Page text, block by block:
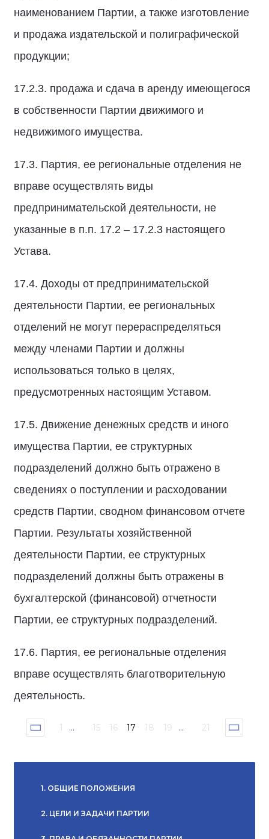
наименованием Партии, а также изготовление
и продажа издательской и полиграфической
продукции;
17.2.3. продажа и сдача в аренду имеющегося
в собственности Партии движимого и
недвижимого имущества.
17.3. Партия, ее региональные отделения не
вправе осуществлять виды
предпринимательской деятельности, не
указанные в п.п. 17.2 – 17.2.3 настоящего
Устава.
17.4. Доходы от предпринимательской
деятельности Партии, ее региональных
отделений не могут перераспределяться
между членами Партии и должны
использоваться только в целях,
предусмотренных настоящим Уставом.
17.5. Движение денежных средств и иного
имущества Партии, ее структурных
подразделений должно быть отражено в
сведениях о поступлении и расходовании
средств Партии, сводном финансовом отчете
Партии. Результаты хозяйственной
деятельности Партии, ее структурных
подразделений должны быть отражены в
бухгалтерской (финансовой) отчетности
Партии, ее структурных подразделений.
17.6. Партия, ее региональные отделения
вправе осуществлять благотворительную
деятельность.
1 ... 15 16 17 18 19 ... 21
1. ОБЩИЕ ПОЛОЖЕНИЯ
2. ЦЕЛИ И ЗАДАЧИ ПАРТИИ